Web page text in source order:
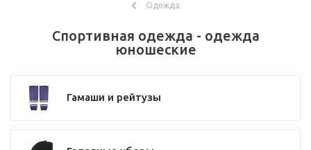
Одежда
Спортивная одежда - одежда
юношеские
Гамаши и рейтузы